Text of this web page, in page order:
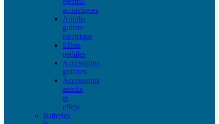
acoustiques
Amplis
guitare
electrique
Effets
pedales
Accessoires
guitares
Accessoires
amplis
et
effets
Batteries